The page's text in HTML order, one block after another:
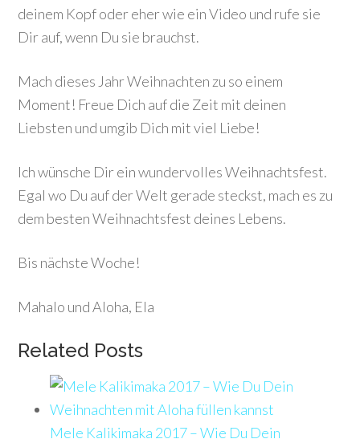
deinem Kopf oder eher wie ein Video und rufe sie
Dir auf, wenn Du sie brauchst.
Mach dieses Jahr Weihnachten zu so einem
Moment! Freue Dich auf die Zeit mit deinen
Liebsten und umgib Dich mit viel Liebe!
Ich wünsche Dir ein wundervolles Weihnachtsfest.
Egal wo Du auf der Welt gerade steckst, mach es zu
dem besten Weihnachtsfest deines Lebens.
Bis nächste Woche!
Mahalo und Aloha, Ela
Related Posts
Mele Kalikimaka 2017 – Wie Du Dein